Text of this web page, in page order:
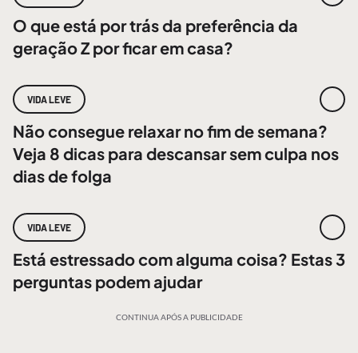
O que está por trás da preferência da
geração Z por ficar em casa?
VIDA LEVE
Não consegue relaxar no fim de semana?
Veja 8 dicas para descansar sem culpa nos
dias de folga
VIDA LEVE
Está estressado com alguma coisa? Estas 3
perguntas podem ajudar
CONTINUA APÓS A PUBLICIDADE